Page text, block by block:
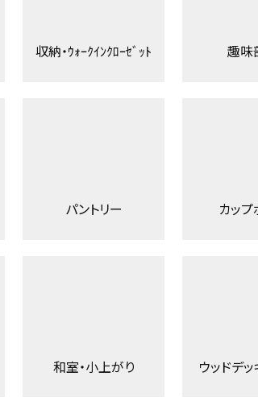
収納・ｳｫｰｸｲﾝｸﾛｰｾﾞｯﾄ 趣味
パントリー カップ
和室・小上がり ウッドデッ